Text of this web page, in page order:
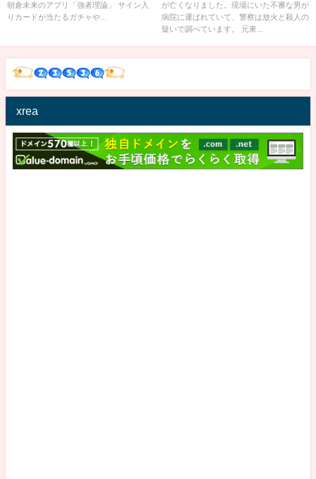
朝倉未来のアプリ「強者理論」 サイン入
りカードが当たるガチャや...
が亡くなりました。現場にいた不審な男が
病院に運ばれていて、警察は放火と殺人の
疑いで調べています。 元東...
xrea